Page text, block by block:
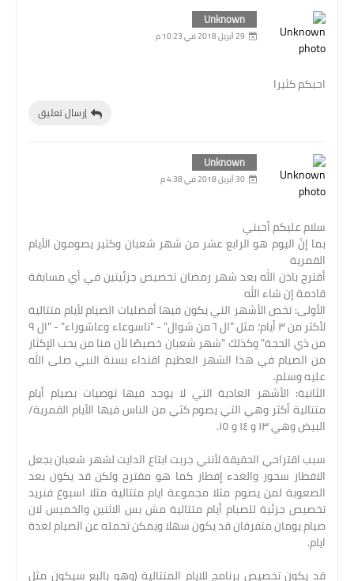
Unknown
29 أبريل 2018 في 10:23 م
احبكم كثيرا
إرسال تعليق
Unknown
30 أبريل 2018 في 4:38 م
سلام عليكم أحبتي
بما إنّ اليوم هو الرابع عشر من شهر شعبان وكثير يصومون الأيام
القمرية
أقترح باذن الله بعد شهر رمضان تخصيص جزئيتين في أي مسابقة
قادمة إن شاء الله
الأولى: تخص الأشهر التي يكون فيها أفضليات الصيام لأيام متتالية
لأكثر من ٣ أيام؛ مثل "ال ٦ من شوال" - "تاسوعاء وعاشوراء" - "ال ٩
من ذي الحجة" وكذلك "شهر شعبان خصيصًا لأن منا من يحب الإكثار
من الصيام في هذا الشهر العظيم اقتداء بسنة النبي صلى الله
عليه وسلم.
الثانية: الأشهر العادية التي لا يوجد فيها توصيات بصيام أيام
متتالية أكثر وهي التي يصوم كثي من الناس فيها الأيام القمرية/
البيض وهي ١٣ و ١٤ و ١٥.
سبب اقتراحي الحقيقة لأنني جربت ابتاع الدايت لشهر شعبان بجعل
الافطار سحور والغدء إفطار كما هو مقترح ولكن قد يكون بعد
الصعوبة لمن يصوم مثلا مجموعة ايام متتالية مثلا اسبوع فنريد
تخصيص جزئية للصيام أيام متتالية مش بس الاثنين والخميس لان
صيام يومان متفرقان قد يكون سهلا ويمكن تحمله عن الصيام لعدة
ايام.
قد يكون تخصيص برنامج للايام المتتالية (وهو بالبع سيكون مثل